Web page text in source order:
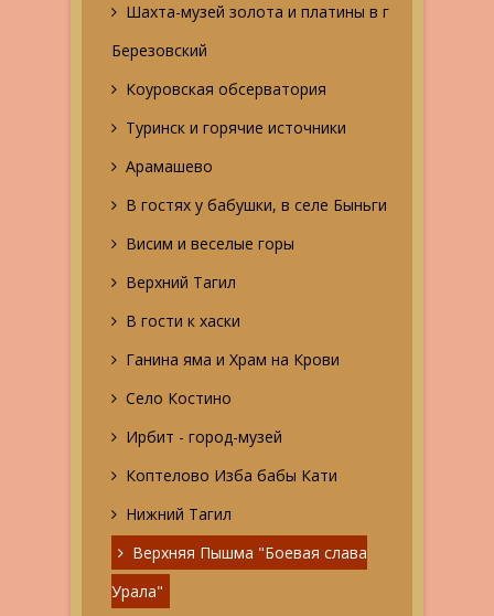
Шахта-музей золота и платины в г
Березовский
Коуровская обсерватория
Туринск и горячие источники
Арамашево
В гостях у бабушки, в селе Быньги
Висим и веселые горы
Верхний Тагил
В гости к хаски
Ганина яма и Храм на Крови
Село Костино
Ирбит - город-музей
Коптелово Изба бабы Кати
Нижний Тагил
Верхняя Пышма "Боевая слава
Урала"